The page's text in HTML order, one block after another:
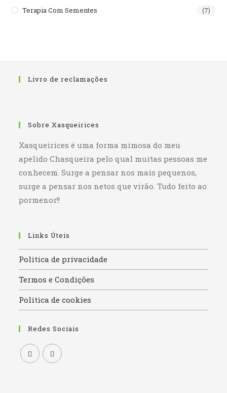
Terapia Com Sementes (7)
Livro de reclamações
Sobre Xasqueirices
Xasqueirices é uma forma mimosa do meu
apelido Chasqueira pelo qual muitas pessoas me
conhecem. Surge a pensar nos mais pequenos,
surge a pensar nos netos que virão. Tudo feito ao
pormenor!!
Links Úteis
Politica de privacidade
Termos e Condições
Politica de cookies
Redes Sociais